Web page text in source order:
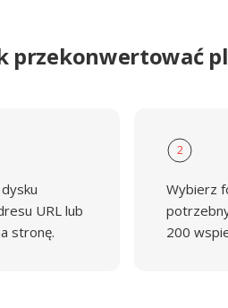
przekonwertować
URL lub
stronę.
2
Wybierz
200